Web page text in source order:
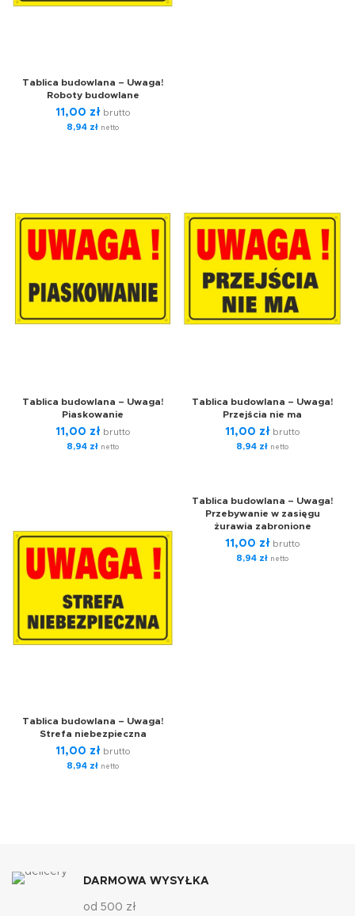
Tablica budowlana – Uwaga!
Roboty budowlane
11,00 zł brutto
8,94 zł netto
Tablica budowlana – Uwaga!
Piaskowanie
11,00 zł brutto
8,94 zł netto
Tablica budowlana – Uwaga!
Przejścia nie ma
11,00 zł brutto
8,94 zł netto
Tablica budowlana – Uwaga!
Strefa niebezpieczna
11,00 zł brutto
8,94 zł netto
Tablica budowlana – Uwaga!
Przebywanie w zasięgu
żurawia zabronione
11,00 zł brutto
8,94 zł netto
DARMOWA WYSYŁKA
od 500 zł